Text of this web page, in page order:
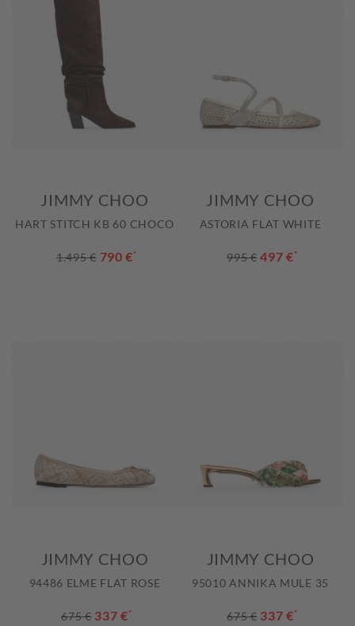
JIMMY CHOO
HART STITCH KB 60 CHOCO
1.495 € 790 €*
JIMMY CHOO
ASTORIA FLAT WHITE
995 € 497 €*
JIMMY CHOO
94486 ELME FLAT ROSE
675 € 337 €*
JIMMY CHOO
95010 ANNIKA MULE 35
675 € 337 €*